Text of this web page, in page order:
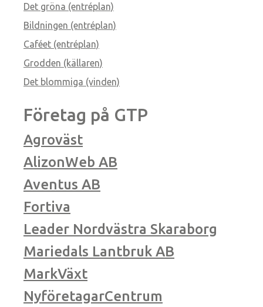
Det gröna (entréplan)
Bildningen (entréplan)
Caféet (entréplan)
Grodden (källaren)
Det blommiga (vinden)
Företag på GTP
Agroväst
AlizonWeb AB
Aventus AB
Fortiva
Leader Nordvästra Skaraborg
Mariedals Lantbruk AB
MarkVäxt
NyföretagarCentrum